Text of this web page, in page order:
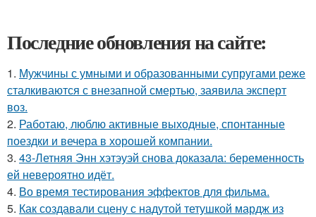
Последние обновления на сайте:
1. Мужчины с умными и образованными супругами реже
сталкиваются с внезапной смертью, заявила эксперт
воз.
2. Работаю, люблю активные выходные, спонтанные
поездки и вечера в хорошей компании.
3. 43-Летняя Энн хэтэуэй снова доказала: беременность
ей невероятно идёт.
4. Во время тестирования эффектов для фильма.
5. Как создавали сцену с надутой тетушкой мардж из